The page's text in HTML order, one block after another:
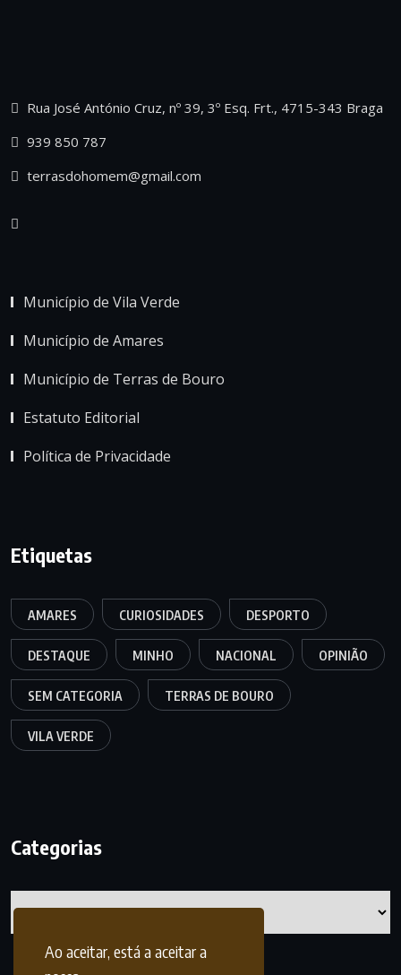
Ao aceitar, está a aceitar a
Rua José António Cruz, nº 39, 3º Esq. Frt., 4715-343 Braga
939 850 787
terrasdohomem@gmail.com
Município de Vila Verde
Município de Amares
Município de Terras de Bouro
Estatuto Editorial
Política de Privacidade
Etiquetas
AMARES CURIOSIDADES DESPORTO
DESTAQUE MINHO NACIONAL OPINIÃO
SEM CATEGORIA TERRAS DE BOURO
VILA VERDE
Categorias